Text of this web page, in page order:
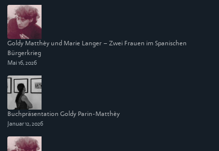
Goldy Matthèy und Marie Langer – Zwei Frauen im Spanischen
Bürgerkrieg
Mai 16, 2026
Buchpräsentation Goldy Parin-Matthèy
Januar 12, 2026